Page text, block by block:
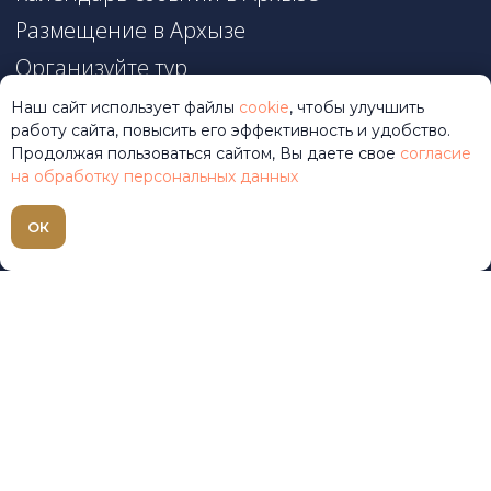
Наш сайт использует файлы cookie, чтобы улучшить
работу сайта, повысить его эффективность и удобство.
Продолжая пользоваться сайтом, Вы даете свое согласие
на обработку персональных данных
ОК